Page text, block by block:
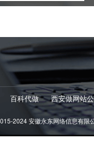
百科代做 西安做网站
2024 安徽永东网络信息有限